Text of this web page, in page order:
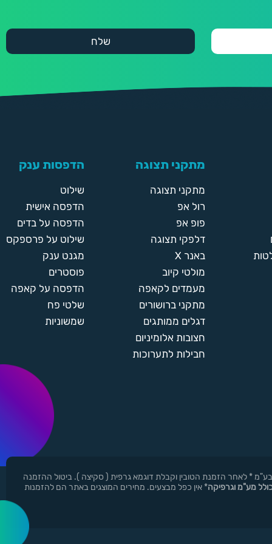
מתקני תצוגה
מתקני תצוגה
רול אפ
פופ אפ
דלפקי תצוגה
באנר X
מולטי קיוב
מעמדים לקאפה
מתקני ברושורים
דגלים ממותגים
חצובות אלומיניום
חבילות לתערוכות
הדפסות ענק
שילוט
הדפסה אישית
הדפסה על בדים
שילוט על פרספקס
מגנט ענק
פוסטרים
הדפסה על קאפה
שלטי פח
שמשוניות
ר.י.ד בע"מ * לאחר הזמנת הטובין וקבלת דוגמא גרפית ( סקיצה ). ביטול ההזמנה
מע"מ וגרפיקה* אין כפל מבצעים. מחירים המוצגים באתר הם להזמנות